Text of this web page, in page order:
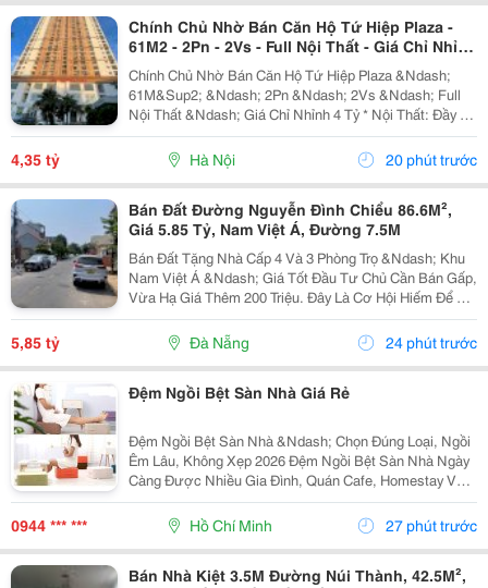
Chính Chủ Nhờ Bán Căn Hộ Tứ Hiệp Plaza -
61M2 - 2Pn - 2Vs - Full Nội Thất - Giá Chỉ Nhỉnh
4 Tỷ
Chính Chủ Nhờ Bán Căn Hộ Tứ Hiệp Plaza &Ndash;
61M&Sup2; &Ndash; 2Pn &Ndash; 2Vs &Ndash; Full
Nội Thất &Ndash; Giá Chỉ Nhỉnh 4 Tỷ * Nội Thất: Đầy Đủ
Điều Hòa, Giường, Tủ Lạnh Và Các Trang Thiết Bị Cần
Thiết. - Hướng Cửa: Đông Nam. - Ban Công:...
4,35 tỷ Hà Nội 20 phút trước
Bán Đất Đường Nguyễn Đình Chiểu 86.6M²,
Giá 5.85 Tỷ, Nam Việt Á, Đường 7.5M
Bán Đất Tặng Nhà Cấp 4 Và 3 Phòng Trọ &Ndash; Khu
Nam Việt Á &Ndash; Giá Tốt Đầu Tư Chủ Cần Bán Gấp,
Vừa Hạ Giá Thêm 200 Triệu. Đây Là Cơ Hội Hiếm Để Sở
Hữu Lô Đất Đẹp Tại Đường Nguyễn Đình Chiểu, Khu
Nam Việt Á &Ndash; Một Trong Những Khu Vực Có...
5,85 tỷ Đà Nẵng 24 phút trước
Đệm Ngồi Bệt Sàn Nhà Giá Rẻ
Đệm Ngồi Bệt Sàn Nhà &Ndash; Chọn Đúng Loại, Ngồi
Êm Lâu, Không Xẹp 2026 Đệm Ngồi Bệt Sàn Nhà Ngày
Càng Được Nhiều Gia Đình, Quán Cafe, Homestay Và
Không Gian Thư Giãn Lựa Chọn Nhờ Sự Tiện Lợi, Gọn
Gàng Và Tạo Cảm Giác Ngồi Thoải Mái. Tuy Nhiên Để...
0944 *** *** Hồ Chí Minh 27 phút trước
Bán Nhà Kiệt 3.5M Đường Núi Thành, 42.5M²,